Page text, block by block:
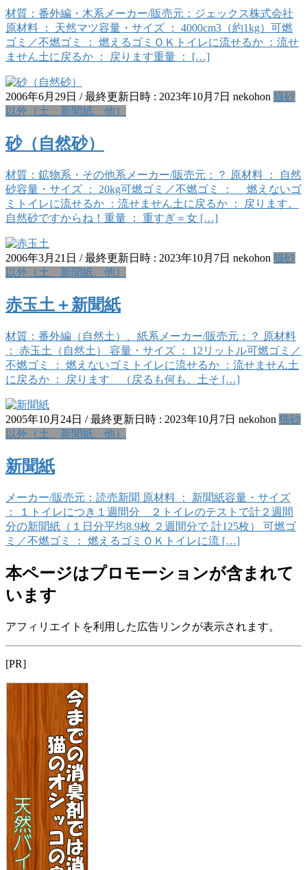
材質：番外編・木系メーカー/販売元：ジェックス株式会社
原材料 ： 天然マツ容量・サイズ ： 4000cm3（約1kg）可燃
ゴミ／不燃ゴミ ： 燃えるゴミＯＫトイレに流せるか ：流せ
ません土に戻るか ： 戻ります重量 ： […]
2006年6月29日 / 最終更新日時 : 2023年10月7日 nekohon 猫砂
以外（土、新聞紙、他）
砂（自然砂）
材質：鉱物系・その他系メーカー/販売元：？ 原材料 ： 自然
砂容量・サイズ ： 20kg可燃ゴミ／不燃ゴミ ： 燃えないゴ
ミトイレに流せるか ：流せません土に戻るか ： 戻ります。
自然砂ですからね！重量 ： 重すぎ＝女 […]
2006年3月21日 / 最終更新日時 : 2023年10月7日 nekohon 猫砂
以外（土、新聞紙、他）
赤玉土＋新聞紙
材質：番外編（自然土）、紙系メーカー/販売元：？ 原材料
： 赤玉土（自然土） 容量・サイズ ： 12リットル可燃ゴミ／
不燃ゴミ ： 燃えないゴミトイレに流せるか ：流せません土
に戻るか ： 戻ります （戻るも何も、土そ […]
2005年10月24日 / 最終更新日時 : 2023年10月7日 nekohon 猫砂
以外（土、新聞紙、他）
新聞紙
メーカー/販売元：読売新聞 原材料 ： 新聞紙容量・サイズ
： １トイレにつき１週間分 ２トイレのテストで計２週間
分の新聞紙（１日分平均8.9枚 ２週間分で 計125枚） 可燃ゴ
ミ／不燃ゴミ ： 燃えるゴミＯＫトイレに流 […]
本ページはプロモーションが含まれて
います
アフィリエイトを利用した広告リンクが表示されます。
[PR]